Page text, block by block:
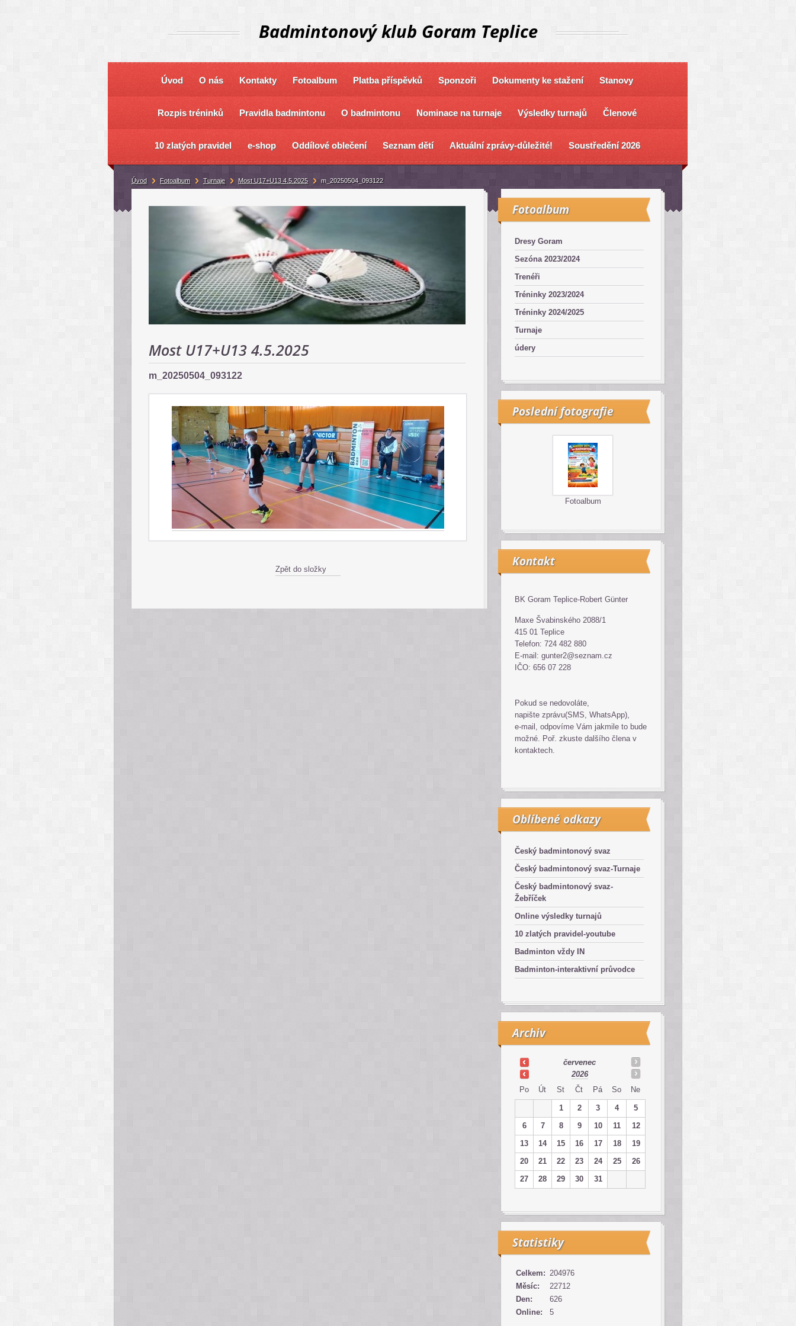
Badmintonový klub Goram Teplice
Úvod O nás Kontakty Fotoalbum Platba příspěvků Sponzoři Dokumenty ke stažení Stanovy
Rozpis tréninků Pravidla badmintonu O badmintonu Nominace na turnaje Výsledky turnajů Členové
10 zlatých pravidel e-shop Oddílové oblečení Seznam dětí Aktuální zprávy-důležité! Soustředění 2026
Most U17+U13 4.5.2025
m_20250504_093122
Zpět do složky
Fotoalbum
Dresy Goram
Sezóna 2023/2024
Trenéři
Tréninky 2023/2024
Tréninky 2024/2025
Turnaje
údery
Poslední fotografie
Fotoalbum
Kontakt
BK Goram Teplice-Robert Günter
Maxe Švabinského 2088/1
415 01 Teplice
Telefon: 724 482 880
E-mail: gunter2@seznam.cz
IČO: 656 07 228
Pokud se nedovoláte,
napište zprávu(SMS, WhatsApp),
e-mail, odpovíme Vám jakmile to bude
možné. Poř. zkuste dalšího člena v
kontaktech.
Oblíbené odkazy
Český badmintonový svaz
Český badmintonový svaz-Turnaje
Český badmintonový svaz-
Žebříček
Online výsledky turnajů
10 zlatých pravidel-youtube
Badminton vždy IN
Badminton-interaktivní průvodce
Archiv
červenec
2026
Po
Út St Čt Pá So Ne
1 2 3 4
5
6
7 8 9 10 11
12
13
14 15 16 17 18
19
20
21 22 23 24 25
26
27
28 29 30 31
Statistiky
Online: 5
Celkem: 204976
Měsíc:
22712
Den:
626
Úvod Fotoalbum Turnaje Most U17+U13 4.5.2025 m_20250504_093122